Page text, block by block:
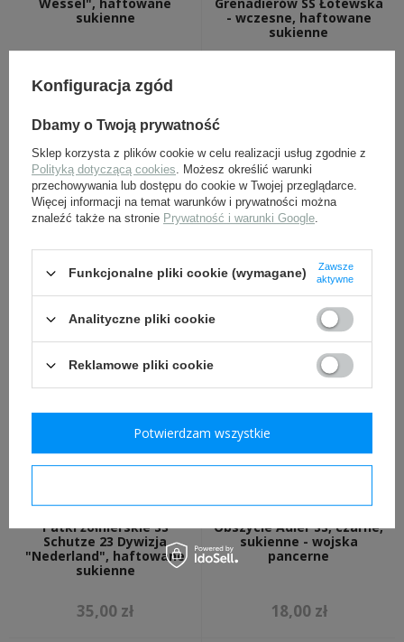
sukienne
- wczesne, haftowane
sukienne
Patki żołnierskie SS
Schutze 29 Dywizja
"Italienische", haftowane
sukienne
France - naszywka BeVo -
replika
24,00 zł
Patki żołnierskie SS
Schutze 23 Dywizja
"Nederland", haftowane
sukienne
35,00 zł
Obszycie Adler SS, czarne,
sukienne - wojska
pancerne
18,00 zł
Konfiguracja zgód
Dbamy o Twoją prywatność
Sklep korzysta z plików cookie w celu realizacji usług zgodnie z
Polityką dotyczącą cookies. Możesz określić warunki
przechowywania lub dostępu do cookie w Twojej przeglądarce.
Więcej informacji na temat warunków i prywatności można
znaleźć także na stronie Prywatność i warunki Google.
Funkcjonalne pliki cookie (wymagane)
Zawsze
aktywne
Analityczne pliki cookie
Reklamowe pliki cookie
Potwierdzam wszystkie